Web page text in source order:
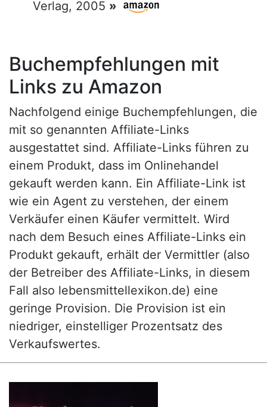
Verlag, 2005 »
Buchempfehlungen mit
Links zu Amazon
Nachfolgend einige Buchempfehlungen, die
mit so genannten Affiliate-Links
ausgestattet sind. Affiliate-Links führen zu
einem Produkt, dass im Onlinehandel
gekauft werden kann. Ein Affiliate-Link ist
wie ein Agent zu verstehen, der einem
Verkäufer einen Käufer vermittelt. Wird
nach dem Besuch eines Affiliate-Links ein
Produkt gekauft, erhält der Vermittler (also
der Betreiber des Affiliate-Links, in diesem
Fall also lebensmittellexikon.de) eine
geringe Provision. Die Provision ist ein
niedriger, einstelliger Prozentsatz des
Verkaufswertes.